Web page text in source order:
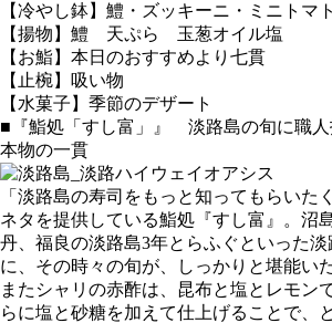
【冷やし鉢】鱧・ズッキーニ・ミニトマト
【揚物】鱧 天ぷら 玉葱オイル塩
【お鮨】本日のおすすめより七貫
【止椀】吸い物
【水菓子】季節のデザート
■『鮨処「すし富」』 淡路島の旬に職人
本物の一貫
「淡路島の寿司をもっと知ってもらいた
ネタを提供している鮨処『すし富』。沼
丹、福良の淡路島3年とらふぐといった
に、その時々の旬が、しっかりと堪能い
またシャリの赤酢は、昆布と塩とレモン
らに塩と砂糖を加えて仕上げることで、